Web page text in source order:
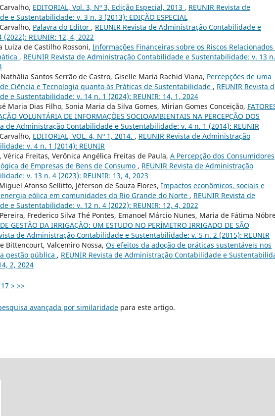
EDITORIAL, Vol. 3, Nº 3, Edição Especial, 2013 , REUNIR Revista de
e Sustentabilidade: v. 3 n. 3 (2013): EDIÇÃO ESPECIAL
Palavra do Editor , REUNIR Revista de Administração Contabilidade e
REUNIR: 12, 4, 2022
Luiza de Castilho Rossoni, Informações Financeiras sobre os Riscos Relacionados
, REUNIR Revista de Administração Contabilidade e Sustentabilidade: v. 13
Santos Serrão de Castro, Giselle Maria Rachid Viana, Percepções de uma
Ciência e Tecnologia quanto às Práticas de Sustentabilidade , REUNIR Revista
e Sustentabilidade: v. 14 n. 1 (2024): REUNIR: 14, 1, 2024
Maria Dias Filho, Sonia Maria da Silva Gomes, Mirian Gomes Conceição,
VOLUNTÁRIA DE INFORMAÇÕES SOCIOAMBIENTAIS NA PERCEPÇÃO DOS
de Administração Contabilidade e Sustentabilidade: v. 4 n. 1 (2014): REUNIR
EDITORIAL, VOL. 4, Nº 1, 2014. , REUNIR Revista de Administração
v. 4 n. 1 (2014): REUNIR
Freitas, Verônica Angélica Freitas de Paula, A Percepção dos Consumidores
de Empresas de Bens de Consumo , REUNIR Revista de Administração
v. 13 n. 4 (2023): REUNIR: 13, 4, 2023
Afonso Sellitto, Jéferson de Souza Flores, Impactos econômicos, sociais e
eólica em comunidades do Rio Grande do Norte , REUNIR Revista de
e Sustentabilidade: v. 12 n. 4 (2022): REUNIR: 12, 4, 2022
Frederico Silva Thé Pontes, Emanoel Márcio Nunes, Maria de Fátima
GESTÃO DA IRRIGAÇÃO: UM ESTUDO NO PERÍMETRO IRRIGADO DE SÃO
de Administração Contabilidade e Sustentabilidade: v. 5 n. 2 (2015): REUNIR
Bittencourt, Valcemiro Nossa, Os efeitos da adoção de práticas sustentáveis nos
gestão pública , REUNIR Revista de Administração Contabilidade e
2, 2024
17 > >>
avançada por similaridade para este artigo.